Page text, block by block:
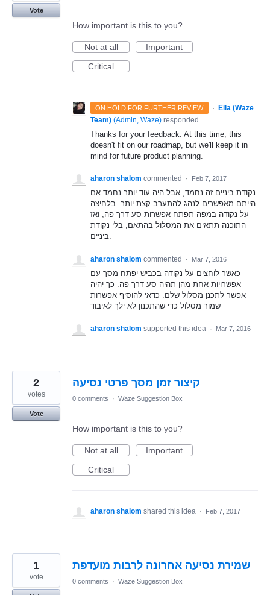
Vote
How important is this to you?
Not at all
Important
Critical
ON HOLD FOR FURTHER REVIEW ·
Ella (Waze
Team) (Admin, Waze) responded
Thanks for your feedback. At this time, this
doesn't fit on our roadmap, but we'll keep it in
mind for future product planning.
aharon shalom commented · Feb 7, 2017
נקודת ביניים זה נחמד, אבל היה עוד יותר נחמד אם
הייתם מאפשרים לנהג להתערב קצת יותר. בלחיצה
על נקודה במפה תפתח אפשרות סע דרך פה, ואז
התוכנה תתאים את המסלול בהתאם, בלי נקודת
ביניים.
aharon shalom commented · Mar 7, 2016
כאשר לוחצים על נקודה בכביש יפתח מסך עם
אפשרויות אחת מהן תהיה סע דרך פה. כך יהיה
אפשר לתכנן מסלול שלם. כדאי להוסיף אפשרות
שמור מסלול כדי שהתכנון לא ילך לאיבוד
aharon shalom supported this idea · Mar 7, 2016
קיצור זמן מסך פרטי נסיעה 2
votes
Vote
0 comments · Waze Suggestion Box
How important is this to you?
Not at all
Important
Critical
aharon shalom shared this idea · Feb 7, 2017
שמירת נסיעה אחרונה לרבות מועדפת 1
vote 0 comments · Waze Suggestion Box